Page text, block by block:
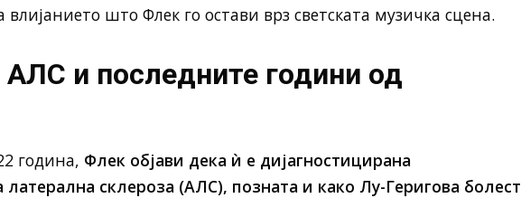
влијанието што Флек го остави врз светската музичка сцена.
АЛС и последните години од
година, Флек објави дека ѝ е дијагностицирана
склероза (АЛС), позната и како Лу-Геригова болест